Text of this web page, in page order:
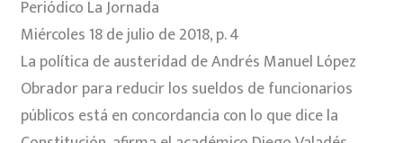
Periódico La Jornada
Miércoles 18 de julio de 2018, p. 4
La política de austeridad de Andrés Manuel López
Obrador para reducir los sueldos de funcionarios
públicos está en concordancia con lo que dice la